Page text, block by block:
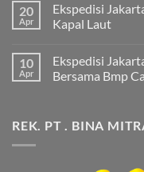
komentar
pada
Ekspedisi
Murah
dan
Terpercaya
Jakarta
ke
20
Apr
Ekspedisi
Kapal Laut
komentar
pada
Ekspedisi
Bitung
Lebih
10
Apr
Ekspedisi
Bersama Bmp
pada
Ekspedisi
REK. PT . BINA